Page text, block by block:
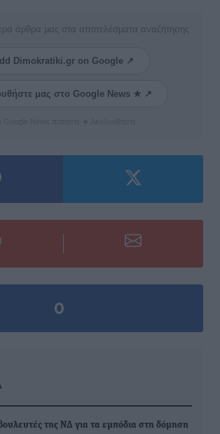
άρθρα μας στα αποτελέσματα αναζήτησης
Dimokratiki.gr on Google ↗
μας στο Google News ★ ↗
0
της ΝΔ για τα εμπόδια στη δόμηση